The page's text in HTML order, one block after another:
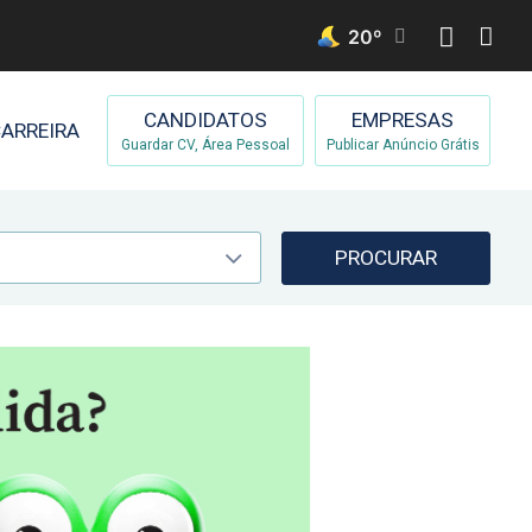
20º
CANDIDATOS
Guardar CV, Área Pessoal
EMPRESAS
Publicar Anúncio Grátis
PROCURAR